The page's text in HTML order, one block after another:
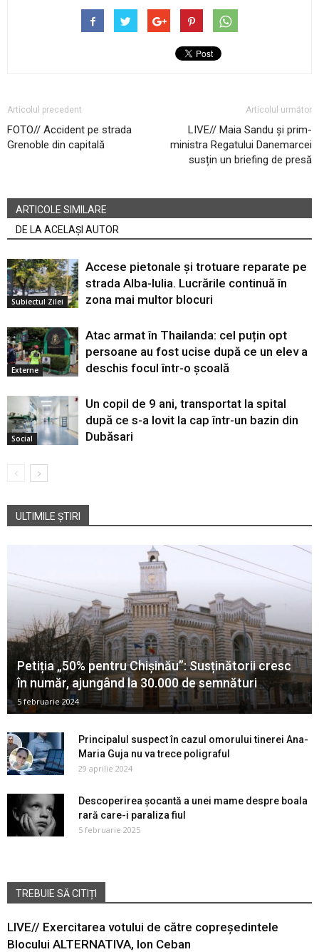
Articolul precedent
FOTO// Accident pe strada
Grenoble din capitală
Articolul următor
LIVE// Maia Sandu și prim-
ministra Regatului Danemarcei
susțin un briefing de presă
ARTICOLE SIMILARE
DE LA ACELAȘI AUTOR
Subiectul Zilei
Accese pietonale și trotuare reparate pe
strada Alba-Iulia. Lucrările continuă în
zona mai multor blocuri
Externe
Atac armat în Thailanda: cel puțin opt
persoane au fost ucise după ce un elev a
deschis focul într-o școală
Social
Un copil de 9 ani, transportat la spital
după ce s-a lovit la cap într-un bazin din
Dubăsari
ULTIMILE ȘTIRI
Petiția „50% pentru Chișinău”: Susținătorii cresc
în număr, ajungând la 30.000 de semnături
5 februarie 2024
Principalul suspect în cazul omorului tinerei Ana-
Maria Guja nu va trece poligraful
29 aprilie 2024
Descoperirea șocantă a unei mame despre boala
rară care-i paraliza fiul
5 februarie 2025
TREBUIE SĂ CITIȚI
LIVE// Exercitarea votului de către copreședintele
Blocului ALTERNATIVA, Ion Ceban